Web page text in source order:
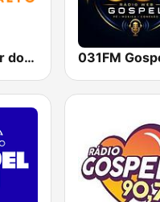
Radio Louvor do Alto 031FM